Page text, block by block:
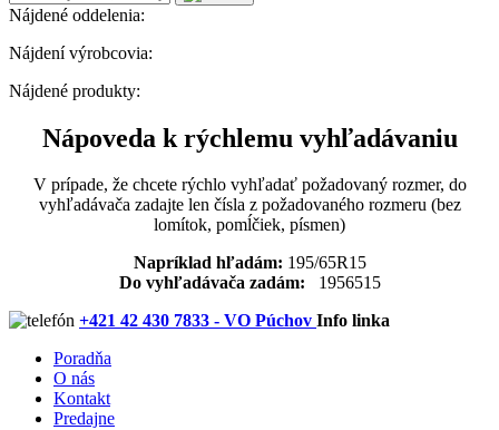
Nájdené oddelenia:
Nájdení výrobcovia:
Nájdené produkty:
Nápoveda k rýchlemu vyhľadávaniu
V prípade, že chcete rýchlo vyhľadať požadovaný rozmer, do
vyhľadávača zadajte len čísla z požadovaného rozmeru (bez
lomítok, pomĺčiek, písmen)
Napríklad hľadám: 195/65R15
Do vyhľadávača zadám: 1956515
+421 42 430 7833 - VO Púchov Info linka
Poradňa
O nás
Kontakt
Predajne